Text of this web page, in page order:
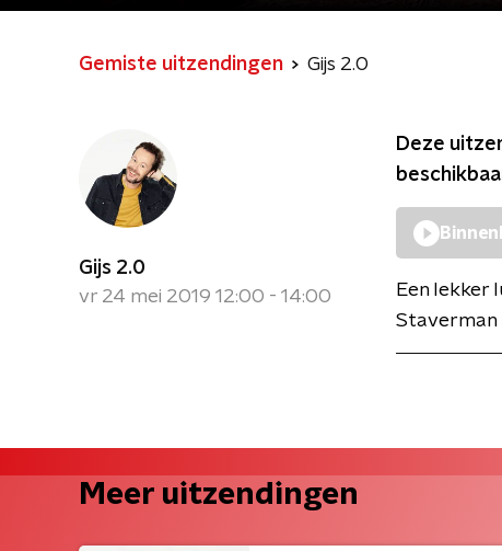
Gemiste uitzendingen Gijs 2.0
Gijs 2.0
vr 24 mei 2019 12:00 - 14:00
Deze
Een lekker
Staverman
Meer uitzendingen